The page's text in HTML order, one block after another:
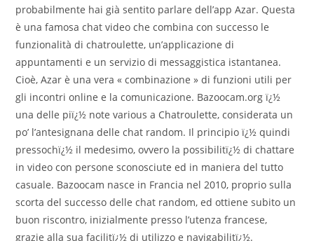
probabilmente hai già sentito parlare dell’app Azar. Questa
è una famosa chat video che combina con successo le
funzionalità di chatroulette, un’applicazione di
appuntamenti e un servizio di messaggistica istantanea.
Cioè, Azar è una vera « combinazione » di funzioni utili per
gli incontri online e la comunicazione. Bazoocam.org ï¿½
una delle piï¿½ note various a Chatroulette, considerata un
po’ l’antesignana delle chat random. Il principio ï¿½ quindi
pressochï¿½ il medesimo, ovvero la possibilitï¿½ di chattare
in video con persone sconosciute ed in maniera del tutto
casuale. Bazoocam nasce in Francia nel 2010, proprio sulla
scorta del successo delle chat random, ed ottiene subito un
buon riscontro, inizialmente presso l’utenza francese,
grazie alla sua facilitï¿½ di utilizzo e navigabilitï¿½.